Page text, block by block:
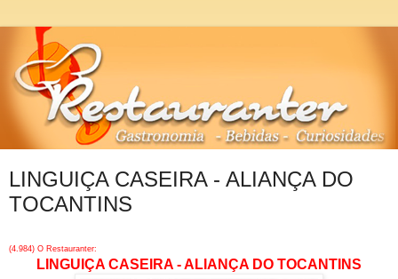
LINGUIÇA CASEIRA - ALIANÇA DO
TOCANTINS
(4.984) O Restauranter:
LINGUIÇA CASEIRA - ALIANÇA DO TOCANTINS